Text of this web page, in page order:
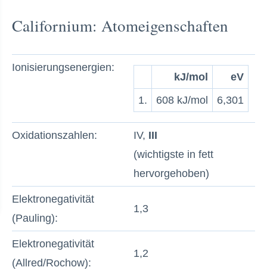
Californium: Atomeigenschaften
Ionisierungsenergien:
kJ/mol
eV
1.
608 kJ/mol 6,301
Oxidationszahlen: IV, III
(wichtigste in fett
hervorgehoben)
Elektronegativität
(Pauling):
1,3
Elektronegativität
(Allred/Rochow):
1,2